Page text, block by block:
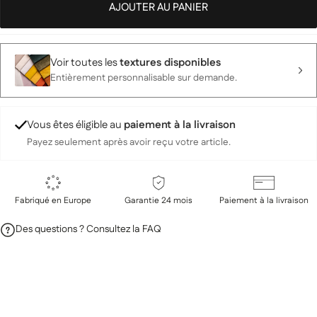
AJOUTER AU PANIER
Voir toutes lestextures disponibles
Entièrement personnalisable sur demande.
Vous êtes éligible au paiement à la livraison
Payez seulement après avoir reçu votre article.
Fabriqué en Europe Garantie 24 mois Paiement à la livraison
Des questions ? Consultez la FAQ